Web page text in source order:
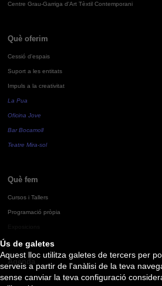
Ús de galetes
Aquest lloc utilitza galetes de tercers per
serveis a partir de l'anàlisi de la teva
sense canviar la teva configuració
Centre Grau-Garriga d'Art Tèxtil Contemporani
Què oferim
Cessió d'espais
Suport a les entitats
Impuls a la creativitat
La Pua
Oficina Jove
Bar Bocamoll
Teatre Mira-sol
Què fem
Cursos i Tallers
Programació pròpia
Agenda